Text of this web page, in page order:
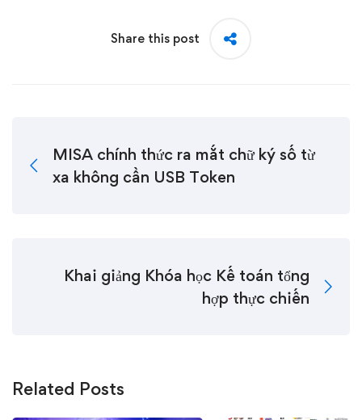
Share this post
MISA chính thức ra mắt chữ ký số từ
xa không cần USB Token
Khai giảng Khóa học Kế toán tổng
hợp thực chiến
Related Posts